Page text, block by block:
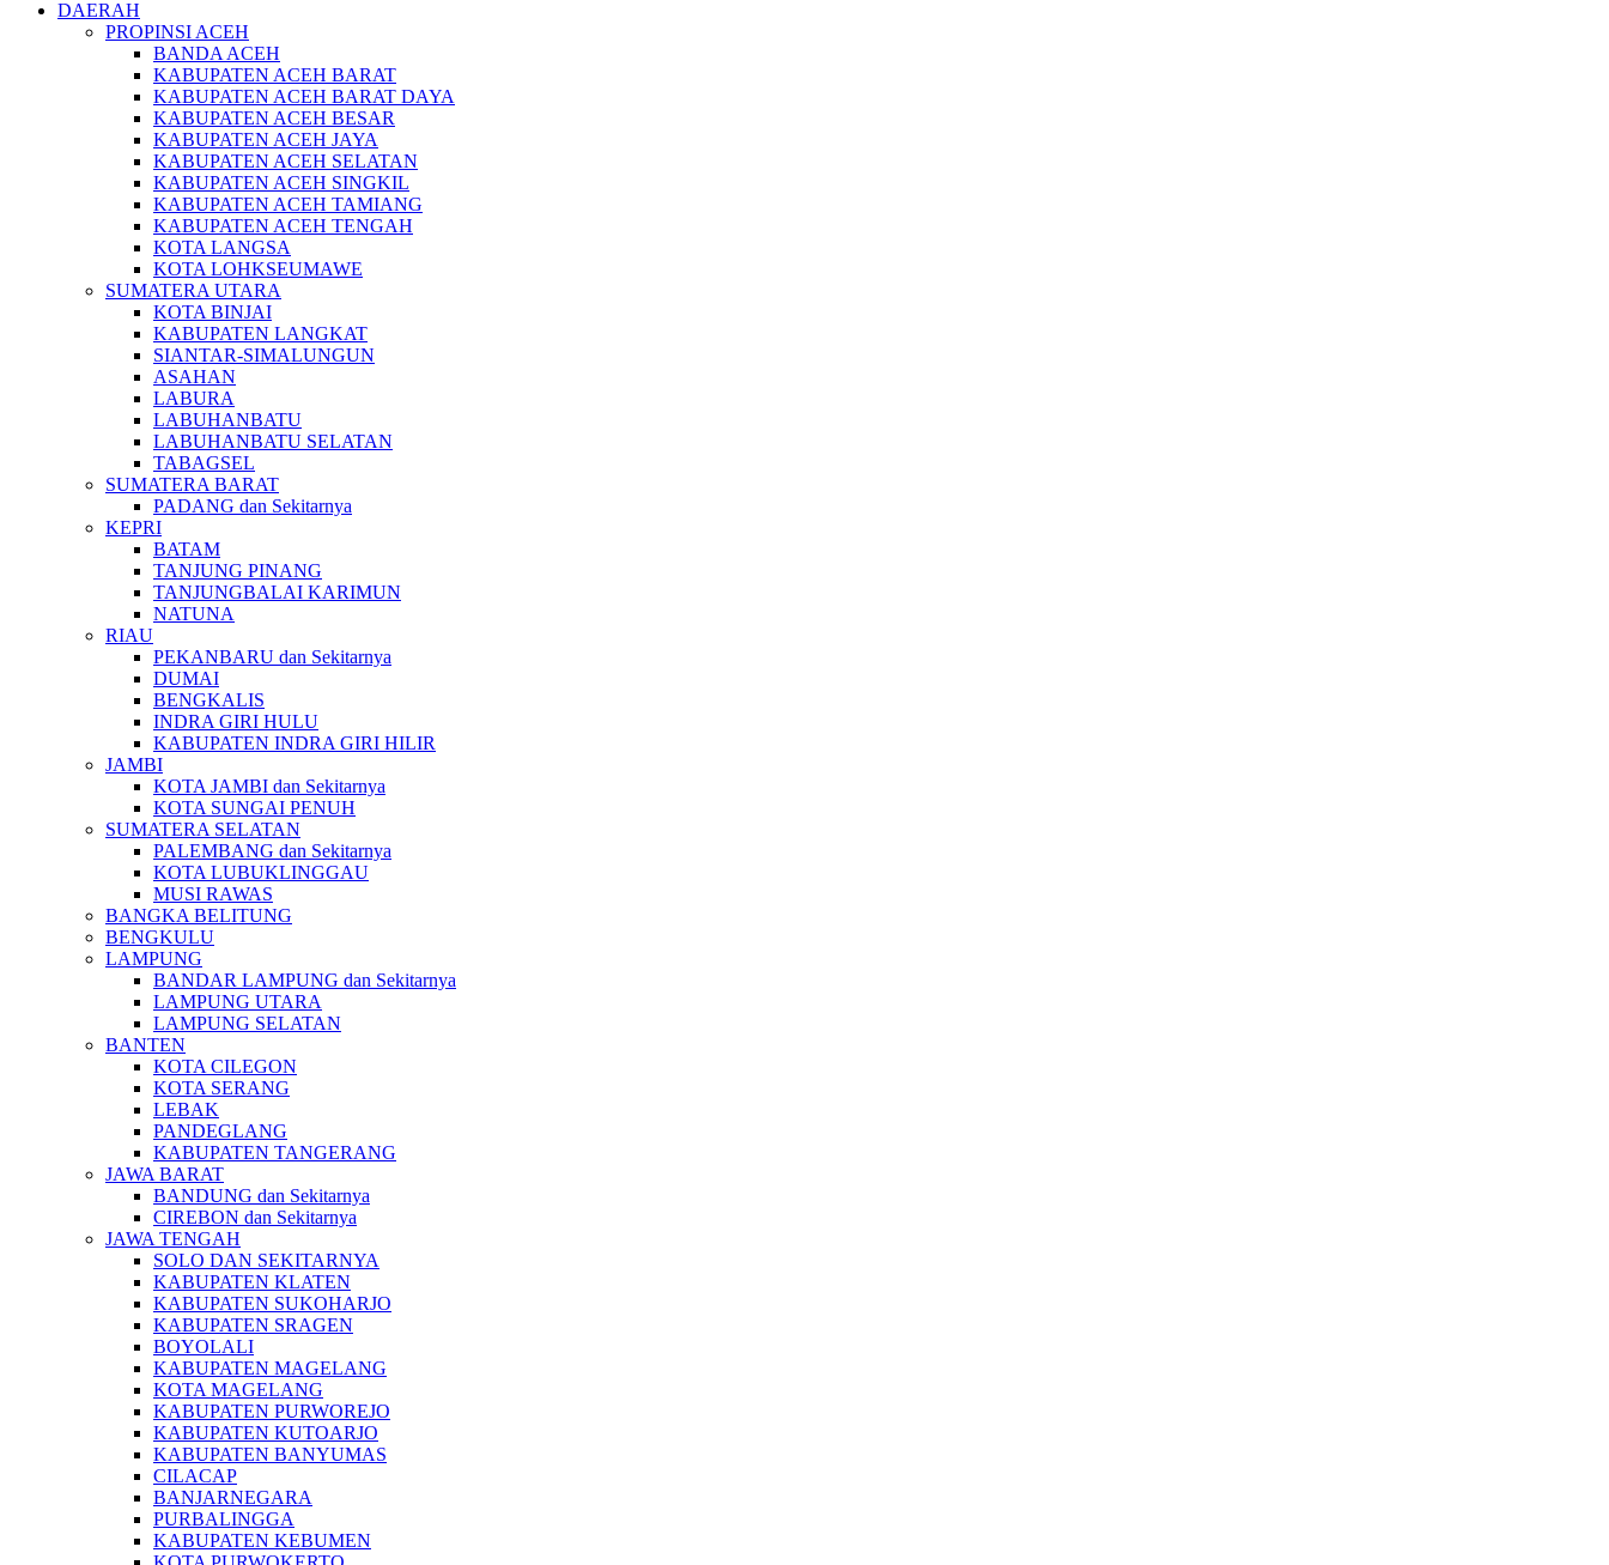
DAERAH
PROPINSI ACEH
BANDA ACEH
KABUPATEN ACEH BARAT
KABUPATEN ACEH BARAT DAYA
KABUPATEN ACEH BESAR
KABUPATEN ACEH JAYA
KABUPATEN ACEH SELATAN
KABUPATEN ACEH SINGKIL
KABUPATEN ACEH TAMIANG
KABUPATEN ACEH TENGAH
KOTA LANGSA
KOTA LOHKSEUMAWE
SUMATERA UTARA
KOTA BINJAI
KABUPATEN LANGKAT
SIANTAR-SIMALUNGUN
ASAHAN
LABURA
LABUHANBATU
LABUHANBATU SELATAN
TABAGSEL
SUMATERA BARAT
PADANG dan Sekitarnya
KEPRI
BATAM
TANJUNG PINANG
TANJUNGBALAI KARIMUN
NATUNA
RIAU
PEKANBARU dan Sekitarnya
DUMAI
BENGKALIS
INDRA GIRI HULU
KABUPATEN INDRA GIRI HILIR
JAMBI
KOTA JAMBI dan Sekitarnya
KOTA SUNGAI PENUH
SUMATERA SELATAN
PALEMBANG dan Sekitarnya
KOTA LUBUKLINGGAU
MUSI RAWAS
BANGKA BELITUNG
BENGKULU
LAMPUNG
BANDAR LAMPUNG dan Sekitarnya
LAMPUNG UTARA
LAMPUNG SELATAN
BANTEN
KOTA CILEGON
KOTA SERANG
LEBAK
PANDEGLANG
KABUPATEN TANGERANG
JAWA BARAT
BANDUNG dan Sekitarnya
CIREBON dan Sekitarnya
JAWA TENGAH
SOLO DAN SEKITARNYA
KABUPATEN KLATEN
KABUPATEN SUKOHARJO
KABUPATEN SRAGEN
BOYOLALI
KABUPATEN MAGELANG
KOTA MAGELANG
KABUPATEN PURWOREJO
KABUPATEN KUTOARJO
KABUPATEN BANYUMAS
CILACAP
BANJARNEGARA
PURBALINGGA
KABUPATEN KEBUMEN